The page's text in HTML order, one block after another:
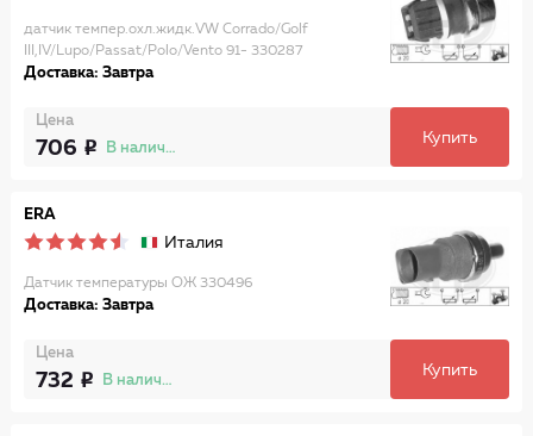
датчик темпер.охл.жидк.VW Corrado/Golf
III,IV/Lupo/Passat/Polo/Vento 91- 330287
Доставка: Завтра
Цена
706 В наличии
Купить
ERA
Италия
Датчик температуры ОЖ 330496
Доставка: Завтра
Цена
732 В наличии
Купить